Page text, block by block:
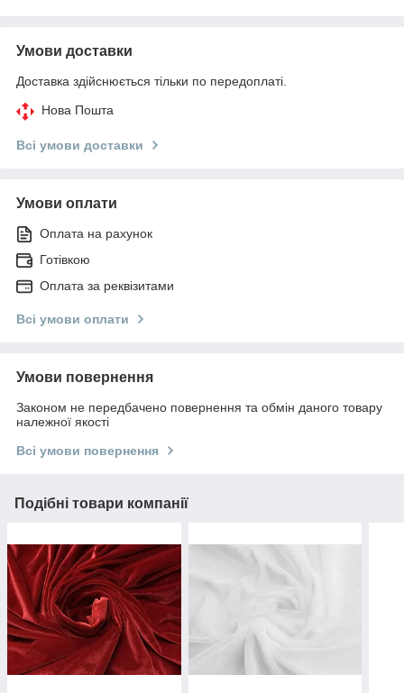
Умови доставки
Доставка здійснюється тільки по передоплаті.
Нова Пошта
Всі умови доставки
Умови оплати
Оплата на рахунок
Готівкою
Оплата за реквізитами
Всі умови оплати
Умови повернення
Законом не передбачено повернення та обмін даного товару
належної якості
Всі умови повернення
Подібні товари компанії